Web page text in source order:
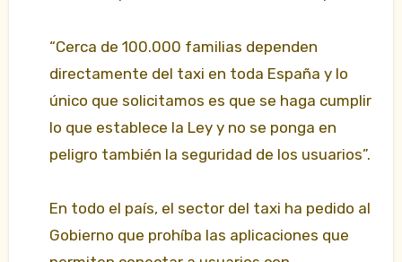
“Cerca de 100.000 familias dependen
directamente del taxi en toda España y lo
único que solicitamos es que se haga cumplir
lo que establece la Ley y no se ponga en
peligro también la seguridad de los usuarios”.
En todo el país, el sector del taxi ha pedido al
Gobierno que prohíba las aplicaciones que